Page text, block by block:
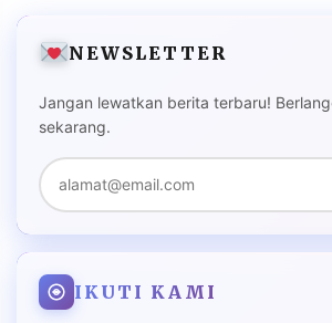
NEWSLETTER
Jangan lewatkan berita terbaru!
sekarang.
IKUTI KAMI